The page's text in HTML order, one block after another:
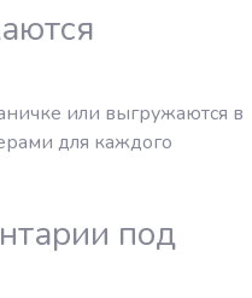
или выгружаются в
для каждого
под